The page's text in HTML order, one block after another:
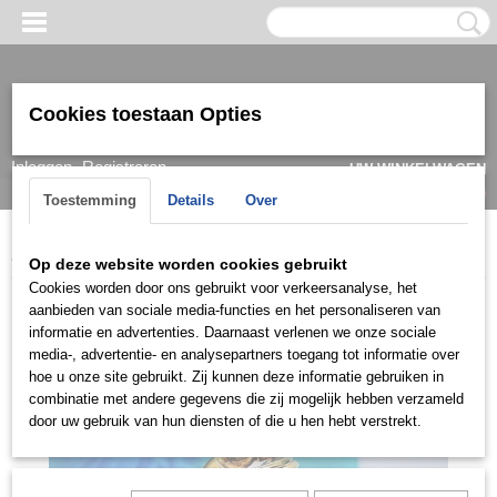
Inloggen Registreren
UW WINKELWAGEN
(0)
Home > > Damesringen Ringen 14k >RGDF0431
Cookies toestaan Opties
Toestemming Details Over
Op deze website worden cookies gebruikt
Cookies worden door ons gebruikt voor verkeersanalyse, het
aanbieden van sociale media-functies en het personaliseren van
informatie en advertenties. Daarnaast verlenen we onze sociale
media-, advertentie- en analysepartners toegang tot informatie over
hoe u onze site gebruikt. Zij kunnen deze informatie gebruiken in
combinatie met andere gegevens die zij mogelijk hebben verzameld
door uw gebruik van hun diensten of die u hen hebt verstrekt.